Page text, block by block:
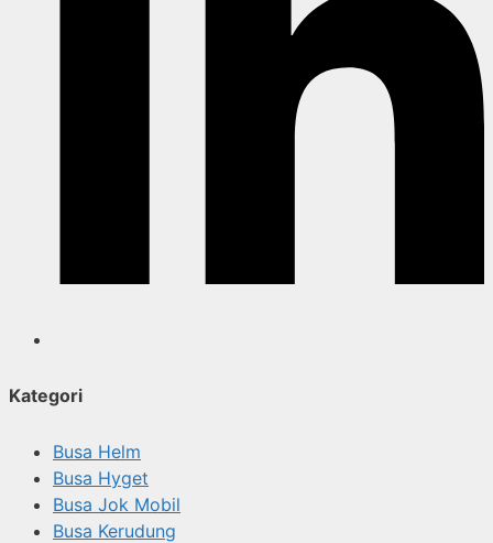
Kategori
Busa Helm
Busa Hyget
Busa Jok Mobil
Busa Kerudung